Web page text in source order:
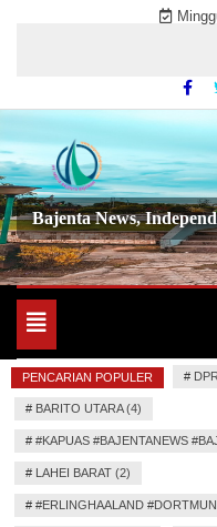
Bajenta News,
Toggle
navigation
PENCARIAN POPULER #
# BARITO UTARA (4)
# #KAPUAS #BAJENTANEWS
# LAHEI BARAT (2)
# #ERLINGHAALAND